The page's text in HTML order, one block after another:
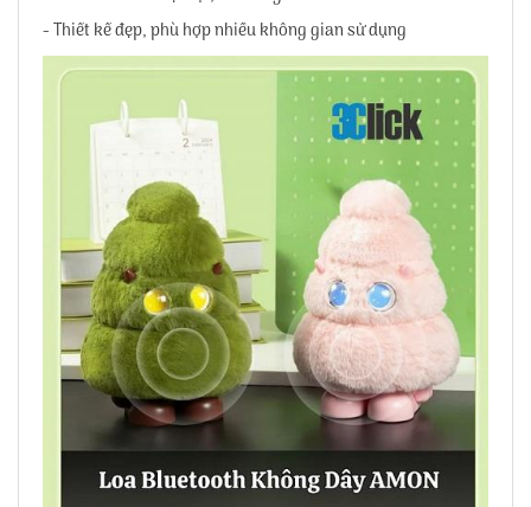
- Thiết kế đẹp, phù hợp nhiều không gian sử dụng